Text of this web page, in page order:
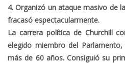
4. Organizó un ataque masivo de
fracasó espectacularmente.
La carrera política de Churchill
elegido miembro del
más de 60 años. Consiguió su